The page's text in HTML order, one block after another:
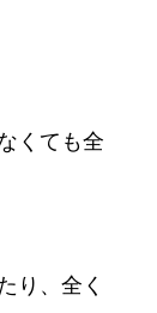
くても全
り、全く